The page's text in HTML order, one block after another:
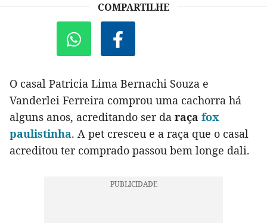
COMPARTILHE
O casal Patricia Lima Bernachi Souza e
Vanderlei Ferreira comprou uma cachorra há
alguns anos, acreditando ser da raça fox
paulistinha. A pet cresceu e a raça que o casal
acreditou ter comprado passou bem longe dali.